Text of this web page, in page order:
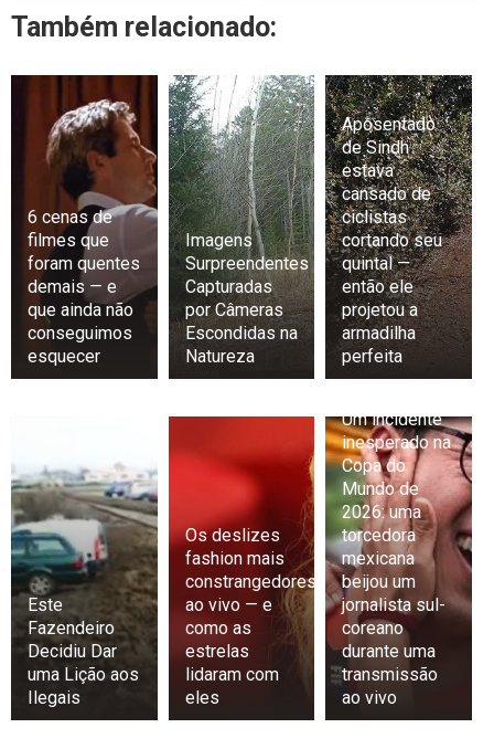
Também relacionado:
6 cenas de
filmes que
foram quentes
demais — e
que ainda não
conseguimos
esquecer
Imagens
Surpreendentes
Capturadas
por Câmeras
Escondidas na
Natureza
Aposentado
de Sindh
estava
cansado de
ciclistas
cortando seu
quintal —
então ele
projetou a
armadilha
perfeita
Este
Fazendeiro
Decidiu Dar
uma Lição aos
Ilegais
Os deslizes
fashion mais
constrangedores
ao vivo — e
como as
estrelas
lidaram com
eles
Um incidente
inesperado na
Copa do
Mundo de
2026: uma
torcedora
mexicana
beijou um
jornalista sul-
coreano
durante uma
transmissão
ao vivo